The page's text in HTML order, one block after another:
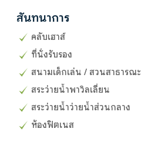
สันทนาการ
คลับเฮาส์
ที่นั่งรับรอง
สนามเด็กเล่น / สวนสาธารณะ
สระว่ายน้ำพาวิลเลี่ยน
สระว่ายน้ำว่ายน้ำส่วนกลาง
ห้องฟิตเนส